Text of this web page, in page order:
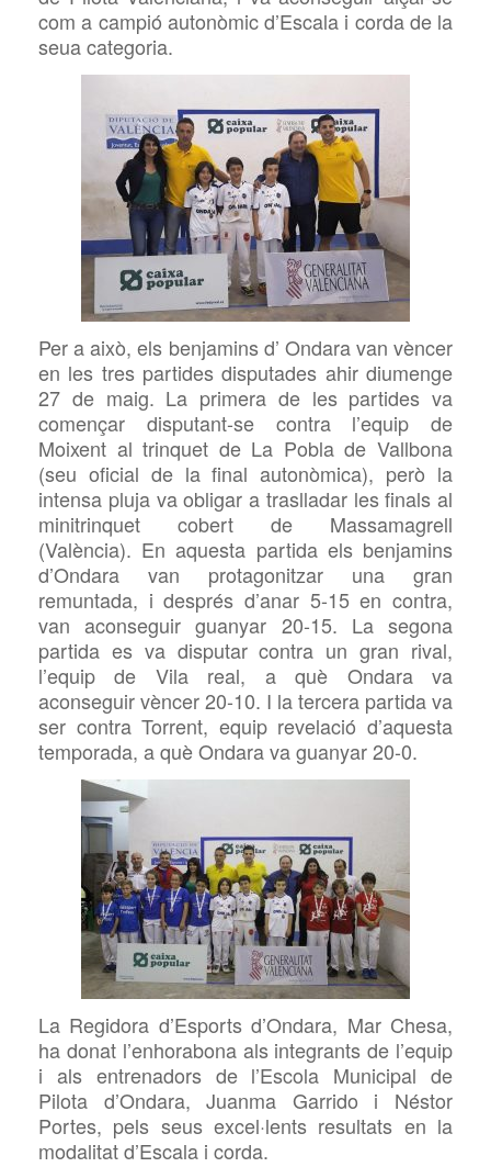
com a campió autonòmic d’Escala i corda de la
seua categoria.
Per a això, els benjamins d’ Ondara van vèncer
en les tres partides disputades ahir diumenge
27 de maig. La primera de les partides va
començar disputant-se contra l’equip de
Moixent al trinquet de La Pobla de Vallbona
(seu oficial de la final autonòmica), però la
intensa pluja va obligar a traslladar les finals al
minitrinquet cobert de Massamagrell
(València). En aquesta partida els benjamins
d’Ondara van protagonitzar una gran
remuntada, i després d’anar 5-15 en contra,
van aconseguir guanyar 20-15. La segona
partida es va disputar contra un gran rival,
l’equip de Vila real, a què Ondara va
aconseguir vèncer 20-10. I la tercera partida va
ser contra Torrent, equip revelació d’aquesta
temporada, a què Ondara va guanyar 20-0.
La Regidora d’Esports d’Ondara, Mar Chesa,
ha donat l’enhorabona als integrants de l’equip
i als entrenadors de l’Escola Municipal de
Pilota d’Ondara, Juanma Garrido i Néstor
Portes, pels seus excel·lents resultats en la
modalitat d’Escala i corda.